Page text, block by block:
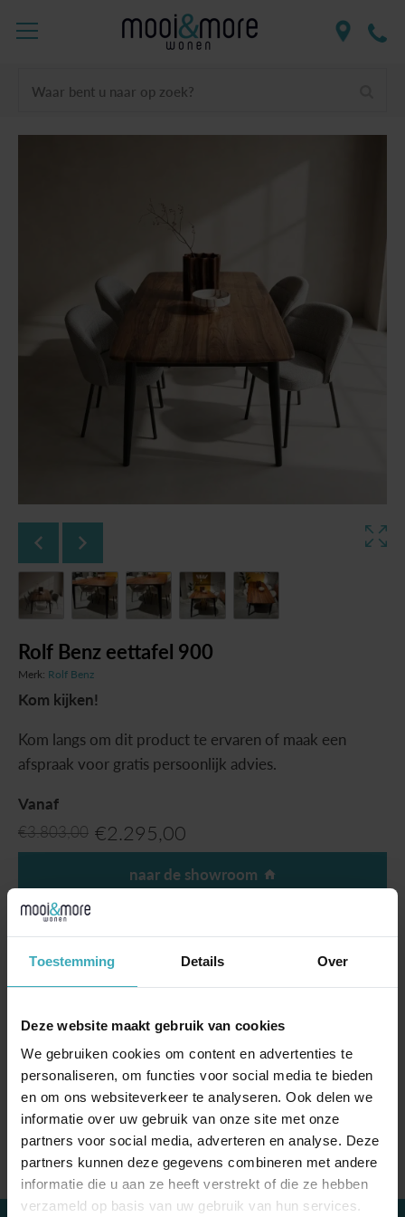
Toestemming Details Over
Deze website maakt gebruik van cookies
We gebruiken cookies om content en advertenties te
personaliseren, om functies voor social media te bieden
en om ons websiteverkeer te analyseren. Ook delen we
informatie over uw gebruik van onze site met onze
partners voor social media, adverteren en analyse. Deze
partners kunnen deze gegevens combineren met andere
informatie die u aan ze heeft verstrekt of die ze hebben
verzameld op basis van uw gebruik van hun services.
Waar bent u naar op zoek?
Rolf Benz eettafel 900
Merk: Rolf Benz
Kom kijken!
Kom langs om dit product te ervaren of maak een
afspraak voor gratis persoonlijk advies.
Vanaf
€3.803,00 €2.295,00
naar de showroom
Productinformatie
Stijlvol, precies zoals u het wilt.
De Rolf Benz 900 eettafel combineert elegantie
Eigenschappen:
Afmeting 200 x 105 x 75cm hoog.
Poot massief eiken zwart gebeitst.